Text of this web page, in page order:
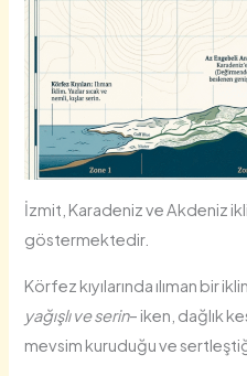
İzmit, Karadeniz ve Akdeniz
göstermektedir.
Körfez kıyılarında ılıman bir
yağışlı ve serin– iken, dağlık
mevsim kuruduğu ve